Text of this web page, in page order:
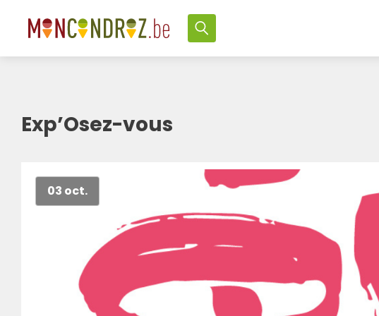
Exp’Osez-vous
03 oct.